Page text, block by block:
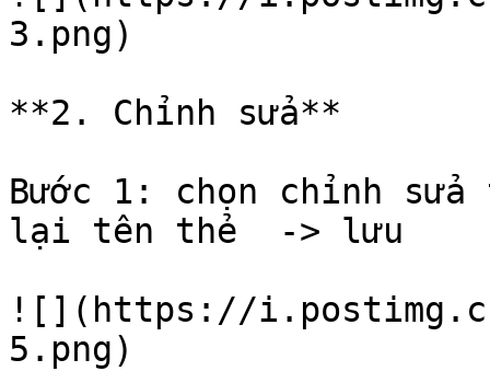
3.png)
**2. Chỉnh sửa**
Bước 1: chọn chỉnh sửa
lại tên thẻ  -> lưu
![](https://i.postimg.cc/
5.png)